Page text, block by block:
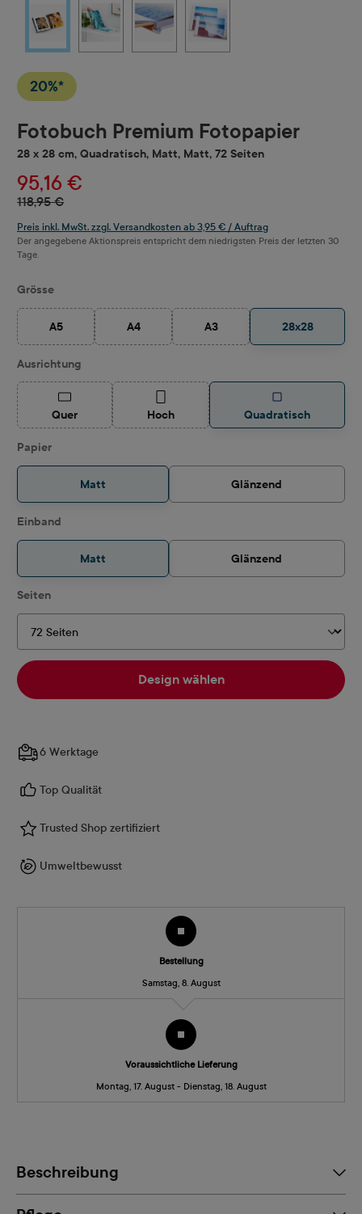
20%*
Fotobuch Premium Fotopapier
28 x 28 cm, Quadratisch, Matt, Matt, 72 Seiten
95,16 €
118,95 €
Preis inkl. MwSt. zzgl. Versandkosten ab 3,95 € / Auftrag
Der angegebene Aktionspreis entspricht dem niedrigsten Preis der letzten 30
Tage.
Grösseauswählen
A5
(Diese Option ist zurzeit nicht verfügbar.)
A4
(Diese Option ist zurzeit nicht verfügbar.)
A3
(Diese Option ist zurzeit nicht
28x28
Ausrichtungauswählen
Quer(Diese Option ist zurzeit nicht verfügbar.)
Hoch(Diese Option ist zurzeit nicht verfügbar.)
Quadratisch
Papierauswählen
Matt Glänzend
Einband
Matt Glänzend
Seitenauswählen
Design wählen
6 Werktage
Top Qualität
Trusted Shop zertifiziert
Umweltbewusst
Bestellung
Samstag, 8. August
Voraussichtliche Lieferung
Montag, 17. August - Dienstag, 18. August
Beschreibung